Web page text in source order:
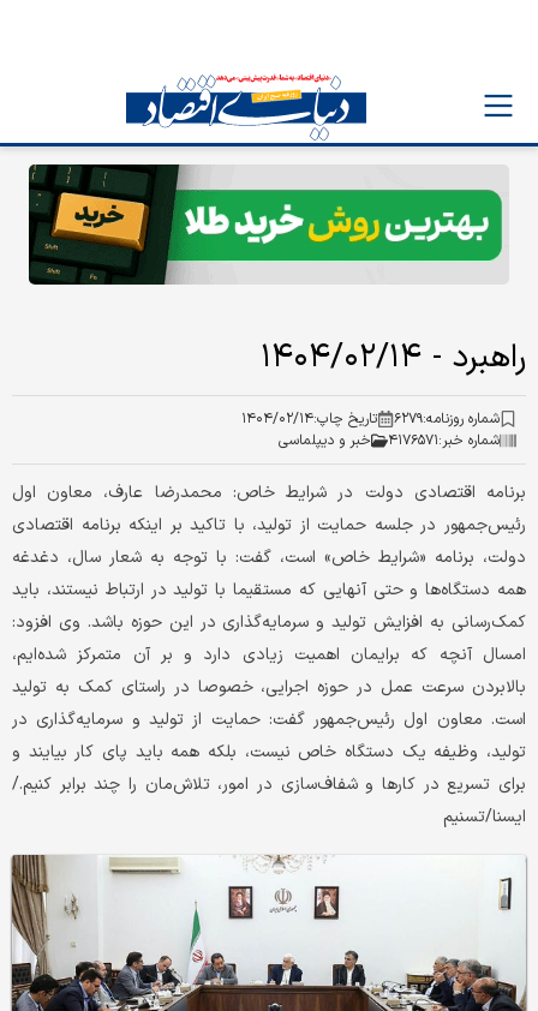
راهبرد - ۱۴۰۴/۰۲/۱۴
شماره روزنامه:۶۲۷۹ تاریخ چاپ:۱۴۰۴/۰۲/۱۴
شماره خبر:۴۱۷۶۵۷۱ خبر و دیپلماسی
برنامه اقتصادی دولت در شرایط خاص: محمدرضا عارف، معاون اول
رئیس‌جمهور در جلسه حمایت از تولید، با تاکید بر اینکه برنامه اقتصادی
دولت، برنامه «شرایط خاص» است، گفت: با توجه به شعار سال، دغدغه
همه دستگاه‌ها و حتی آنهایی که مستقیما با تولید در ارتباط نیستند، باید
کمک‌رسانی به افزایش تولید و سرمایه‌گذاری در این حوزه باشد. وی افزود:
امسال آنچه که برایمان اهمیت زیادی دارد و بر آن متمرکز شده‌ایم،
بالابردن سرعت عمل در حوزه اجرایی، خصوصا در راستای کمک به تولید
است. معاون اول رئیس‌جمهور گفت: حمایت از تولید و سرمایه‌گذاری در
تولید، وظیفه‌ یک دستگاه خاص نیست، بلکه همه باید پای کار بیایند و
برای تسریع در کارها و شفاف‌سازی در امور، تلاش‌مان را چند برابر کنیم./
ایسنا/تسنیم